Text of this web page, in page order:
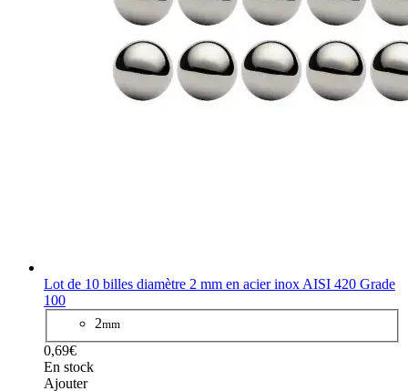
Lot de 10 billes diamètre 2 mm en acier inox AISI 420 Grade
100
2mm
0,69€
En stock
Ajouter